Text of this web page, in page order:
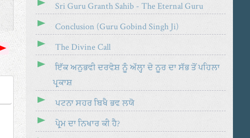
Sri Guru Granth Sahib - The Eternal Guru
Conclusion (Guru Gobind Singh Ji)
The Divine Call
ਇੱਕ ਅਨੁਭਵੀ ਦਰਵੇਸ਼ ਨੂੰ ਅੱਲ੍ਹਾ ਦੇ ਨੂਰ ਦਾ ਸੱਭ ਤੋਂ ਪਹਿਲਾ
ਪ੍ਰਕਾਸ਼
ਪਟਨਾ ਸਹਰ ਬਿਖੈ ਭਵ ਲਯੋ
ਪ੍ਰੇਮ ਦਾ ਨਿਖਾਰ ਕੀ ਹੈ?